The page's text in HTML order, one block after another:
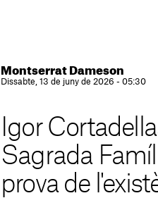
Montserrat Dameson
Dissabte, 13 de juny de 2026 - 05:30
Igor
Sagrada
prova de